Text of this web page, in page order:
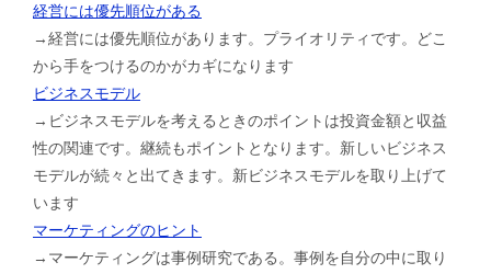
経営には優先順位がある
→経営には優先順位があります。プライオリティです。どこ
から手をつけるのかがカギになります
ビジネスモデル
→ビジネスモデルを考えるときのポイントは投資金額と収益
性の関連です。継続もポイントとなります。新しいビジネス
モデルが続々と出てきます。新ビジネスモデルを取り上げて
います
マーケティングのヒント
→マーケティングは事例研究である。事例を自分の中に取り